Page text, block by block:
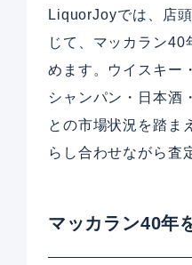
LiquorJoyでは、店
じて、マッカラン40
めます。ウイスキー
シャンパン・日本酒
との市場状況を踏ま
らし合わせながら査
マッカラン40年